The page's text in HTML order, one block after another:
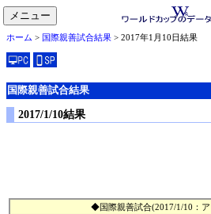
メニュー
toggle
navigation
ホーム > 国際親善試合結果 > 2017年1月10日結果
国際親善試合結果
2017/1/10結果
◆国際親善試合(2017/1/10：